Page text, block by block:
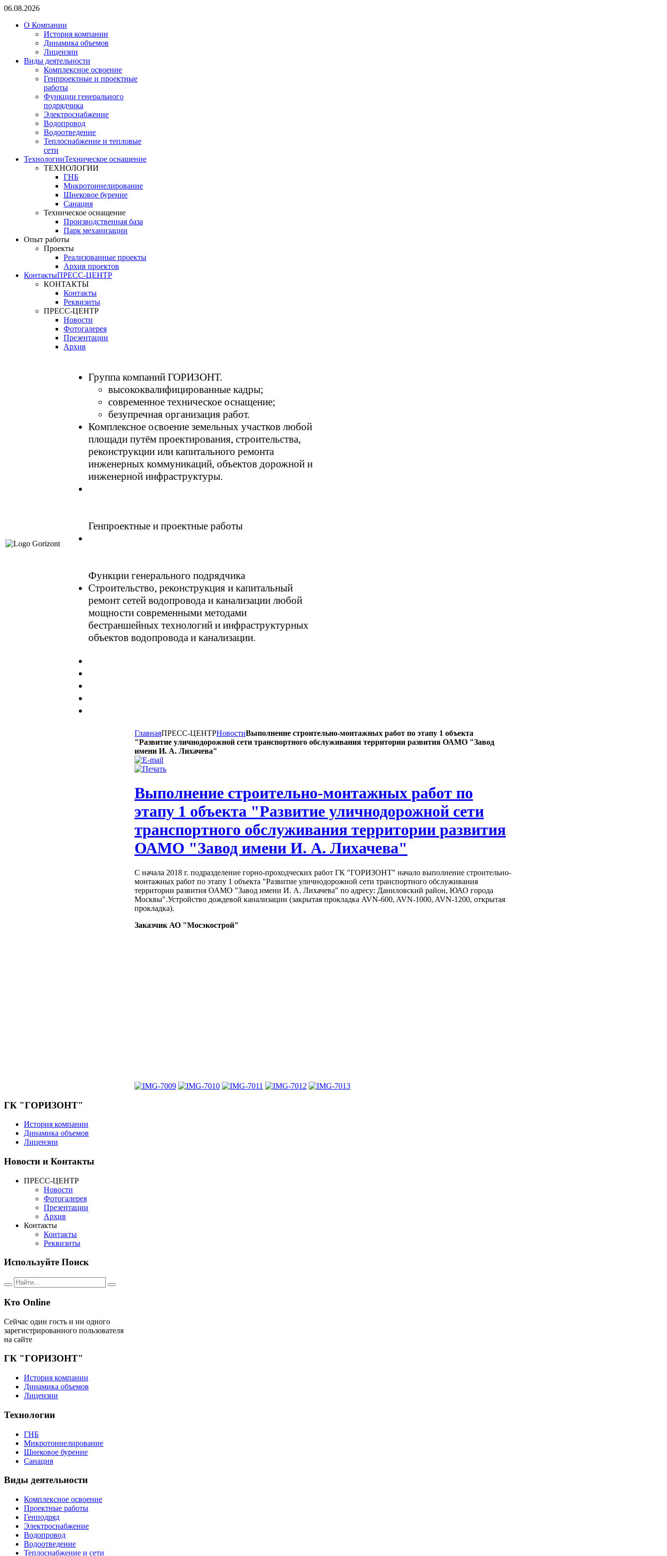
06.08.2026
О Компании
История компании
Динамика объемов
Лицензии
Виды деятельности
Комплексное освоение
Генпроектные и проектные
работы
Функции генерального
подрядчика
Электроснабжение
Водопровод
Водоотведение
Теплоснабжение и тепловые
сети
ТехнологииТехническое оснащение
ТЕХНОЛОГИИ
ГНБ
Микротоннелирование
Шнековое бурение
Санация
Техническое оснащение
Производственная база
Парк механизации
Опыт работы
Проекты
Реализованные проекты
Архив проектов
КонтактыПРЕСС-ЦЕНТР
КОНТАКТЫ
Контакты
Реквизиты
ПРЕСС-ЦЕНТР
Новости
Фотогалерея
Презентации
Архив
Группа компаний ГОРИЗОНТ.
высококвалифицированные кадры;
современное техническое оснащение;
безупречная организация работ.
Комплексное освоение земельных участков любой
площади путём проектирования, строительства,
реконструкции или капитального ремонта
инженерных коммуникаций, объектов дорожной и
инженерной инфраструктуры.
Генпроектные и проектные работы
Функции генерального подрядчика
Строительство, реконструкция и капитальный
ремонт сетей водопровода и канализации любой
мощности современными методами
бестраншейных технологий и инфраструктурных
объектов водопровода и канализации.
ГлавнаяПРЕСС-ЦЕНТРНовостиВыполнение строительно-монтажных работ по этапу 1 объекта
"Развитие уличнодорожной сети транспортного обслуживания территории развития ОАМО "Завод
имени И. А. Лихачева"
Выполнение строительно-монтажных работ по
этапу 1 объекта "Развитие уличнодорожной сети
транспортного обслуживания территории развития
ОАМО "Завод имени И. А. Лихачева"
С начала 2018 г. подразделение горно-проходческих работ ГК "ГОРИЗОНТ" начало выполнение строительно-
монтажных работ по этапу 1 объекта "Развитие уличнодорожной сети транспортного обслуживания
территории развития ОАМО "Завод имени И. А. Лихачева" по адресу: Даниловский район, ЮАО города
Москвы".Устройство дождевой канализации (закрытая прокладка AVN-600, AVN-1000, AVN-1200, открытая
прокладка).
Заказчик АО "Мосэкострой"
ГК "ГОРИЗОНТ"
История компании
Динамика объемов
Лицензии
Новости и Контакты
ПРЕСС-ЦЕНТР
Новости
Фотогалерея
Презентации
Архив
Контакты
Контакты
Реквизиты
Используйте Поиск
Кто Online
Сейчас один гость и ни одного
зарегистрированного пользователя
на сайте
ГК "ГОРИЗОНТ"
История компании
Динамика объемов
Лицензии
Технологии
ГНБ
Микротоннелирование
Шнековое бурение
Санация
Виды деятельности
Комплексное освоение
Проектные работы
Генподряд
Электроснабжение
Водопровод
Водоотведение
Теплоснабжение и сети